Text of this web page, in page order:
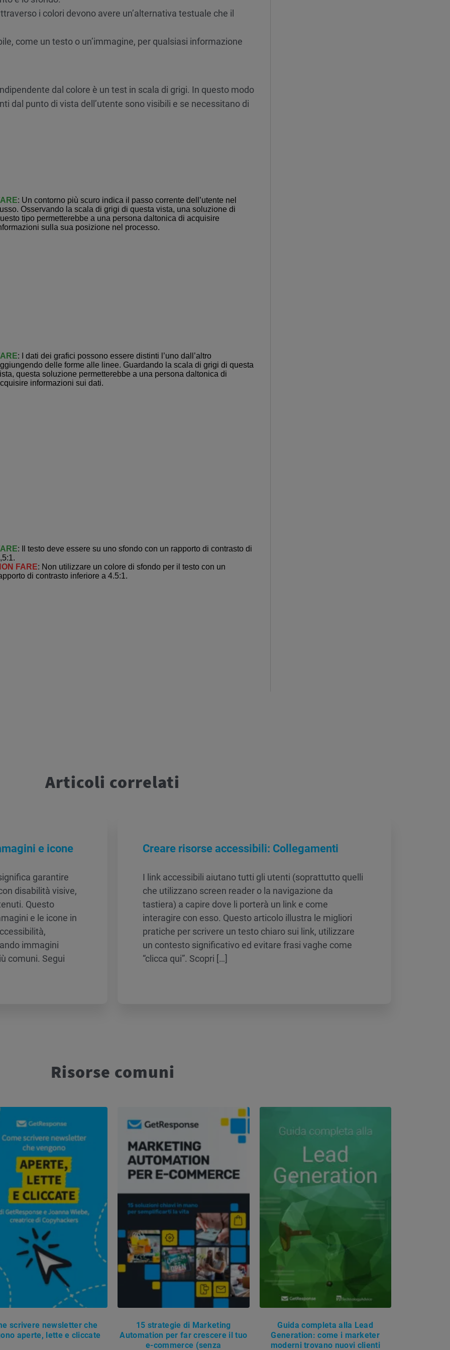
i colori devono avere un’alternativa testuale che il
come un testo o un’immagine, per qualsiasi informazione
dal colore è un test in scala di grigi. In questo modo
dal punto di vista dell’utente sono visibili e se necessitano di
: Un contorno più scuro indica il passo corrente dell’utente nel
Osservando la scala di grigi di questa vista, una soluzione di
tipo permetterebbe a una persona daltonica di acquisire
sulla sua posizione nel processo.
: I dati dei grafici possono essere distinti l’uno dall’altro
delle forme alle linee. Guardando la scala di grigi di questa
questa soluzione permetterebbe a una persona daltonica di
informazioni sui dati.
: Il testo deve essere su uno sfondo con un rapporto di contrasto di
FARE: Non utilizzare un colore di sfondo per il testo con un
di contrasto inferiore a 4.5:1.
Articoli correlati
e icone
garantire
disabilità visive,
Questo
e le icone in
immagini
comuni. Segui
Creare risorse accessibili: Collegamenti
I link accessibili aiutano tutti gli utenti (soprattutto quelli
che utilizzano screen reader o la navigazione da
tastiera) a capire dove li porterà un link e come
interagire con esso. Questo articolo illustra le migliori
pratiche per scrivere un testo chiaro sui link, utilizzare
un contesto significativo ed evitare frasi vaghe come
“clicca qui”. Scopri […]
Risorse comuni
scrivere newsletter che
aperte, lette e cliccate
15 strategie di Marketing
Automation per far crescere il tuo
e-commerce (senza
Guida completa alla Lead
Generation: come i marketer
moderni trovano nuovi clienti